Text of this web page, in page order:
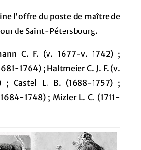
l'offre du poste de maître de
de Saint-Pétersbourg.
C. F. (v. 1677-v. 1742) ;
1764) ; Haltmeier C. J. F. (v.
; Castel L. B. (1688-1757) ;
1748) ; Mizler L. C. (1711-